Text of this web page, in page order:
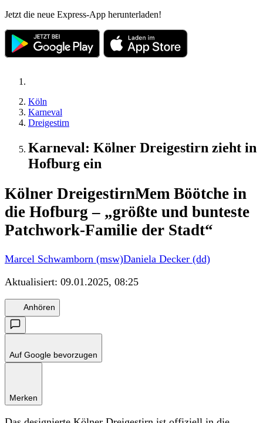
Jetzt die neue Express-App herunterladen!
Köln
Karneval
Dreigestirn
Karneval: Kölner Dreigestirn zieht in
Hofburg ein
Kölner DreigestirnMem Böötche in
die Hofburg – „größte und bunteste
Patchwork-Familie der Stadt“
Marcel Schwamborn (msw)Daniela Decker (dd)
Aktualisiert: 09.01.2025, 08:25
Anhören
Auf Google bevorzugen
Merken